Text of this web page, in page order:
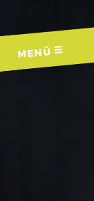
MENÜ